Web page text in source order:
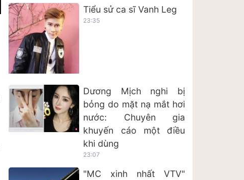
Tiểu sử ca sĩ Vanh Leg
23:35
Dương Mịch nghi bị
bỏng do mặt nạ mắt hơi
nước: Chuyên gia
khuyến cáo một điều
khi dùng
23:07
"MC xinh nhất VTV"